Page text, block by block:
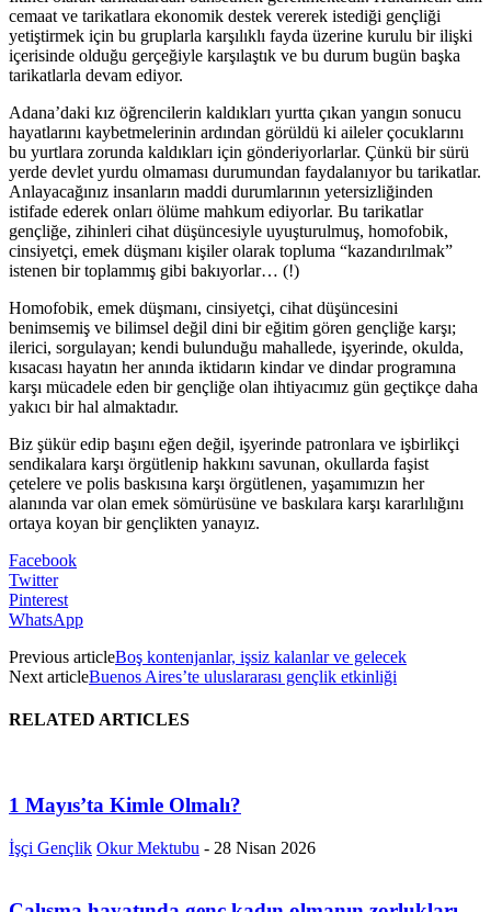
cemaat ve tarikatlara ekonomik destek vererek istediği gençliği
yetiştirmek için bu gruplarla karşılıklı fayda üzerine kurulu bir ilişki
içerisinde olduğu gerçeğiyle karşılaştık ve bu durum bugün başka
tarikatlarla devam ediyor.
Adana’daki kız öğrencilerin kaldıkları yurtta çıkan yangın sonucu
hayatlarını kaybetmelerinin ardından görüldü ki aileler çocuklarını
bu yurtlara zorunda kaldıkları için gönderiyorlarlar. Çünkü bir sürü
yerde devlet yurdu olmaması durumundan faydalanıyor bu tarikatlar.
Anlayacağınız insanların maddi durumlarının yetersizliğinden
istifade ederek onları ölüme mahkum ediyorlar. Bu tarikatlar
gençliğe, zihinleri cihat düşüncesiyle uyuşturulmuş, homofobik,
cinsiyetçi, emek düşmanı kişiler olarak topluma “kazandırılmak”
istenen bir toplammış gibi bakıyorlar… (!)
Homofobik, emek düşmanı, cinsiyetçi, cihat düşüncesini
benimsemiş ve bilimsel değil dini bir eğitim gören gençliğe karşı;
ilerici, sorgulayan; kendi bulunduğu mahallede, işyerinde, okulda,
kısacası hayatın her anında iktidarın kindar ve dindar programına
karşı mücadele eden bir gençliğe olan ihtiyacımız gün geçtikçe daha
yakıcı bir hal almaktadır.
Biz şükür edip başını eğen değil, işyerinde patronlara ve işbirlikçi
sendikalara karşı örgütlenip hakkını savunan, okullarda faşist
çetelere ve polis baskısına karşı örgütlenen, yaşamımızın her
alanında var olan emek sömürüsüne ve baskılara karşı kararlılığını
ortaya koyan bir gençlikten yanayız.
Facebook
Twitter
Pinterest
WhatsApp
Previous articleBoş kontenjanlar, işsiz kalanlar ve gelecek
Next articleBuenos Aires’te uluslararası gençlik etkinliği
RELATED ARTICLES
1 Mayıs’ta Kimle Olmalı?
İşçi Gençlik Okur Mektubu - 28 Nisan 2026